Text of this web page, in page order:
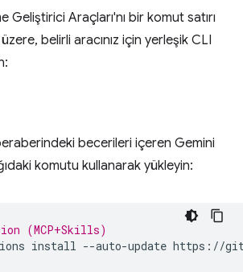
Geliştirici Araçları'nı bir komut satırı
belirli aracınız için yerleşik CLI
becerileri içeren Gemini
komutu kullanarak yükleyin:
(MCP+Skills)
install --auto-update